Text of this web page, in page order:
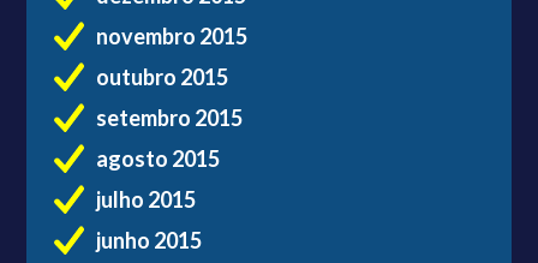
novembro 2015
outubro 2015
setembro 2015
agosto 2015
julho 2015
junho 2015